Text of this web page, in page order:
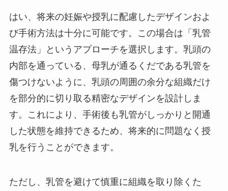
はい、将来の妊娠や授乳に配慮したデザインおよ
び手術方法は十分に可能です。この場合は「乳管
温存法」というアプローチを選択します。乳頭の
内部を通っている、母乳が通るくだである乳管を
傷つけないように、乳頭の周囲の余分な組織だけ
を部分的に切り取る精密なデザインを設計しま
す。これにより、手術後も乳管がしっかりと開通
した状態を維持できるため、将来的に問題なく授
乳を行うことができます。
ただし、乳管を避けて慎重に組織を取り除くた